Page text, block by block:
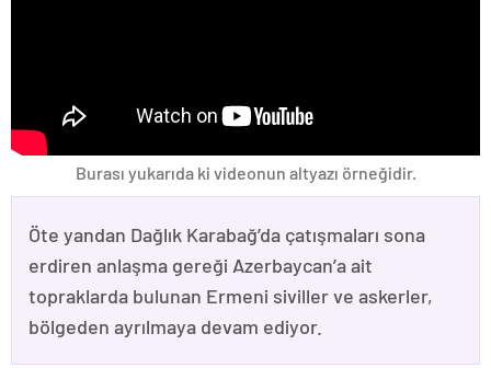
Burası yukarıda ki videonun altyazı örneğidir.
Öte yandan Dağlık Karabağ’da çatışmaları sona
erdiren anlaşma gereği Azerbaycan’a ait
topraklarda bulunan Ermeni siviller ve askerler,
bölgeden ayrılmaya devam ediyor.